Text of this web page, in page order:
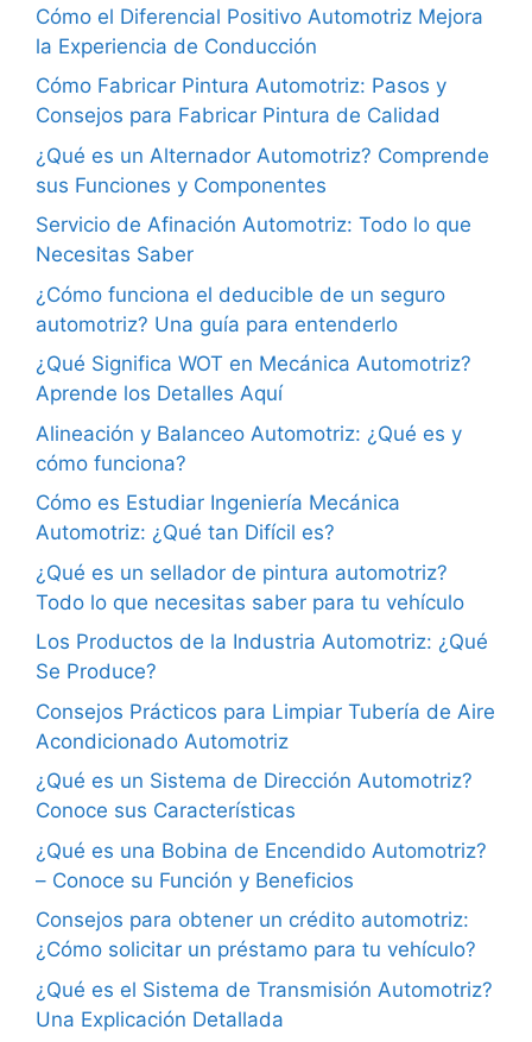
Cómo el Diferencial Positivo Automotriz Mejora
la Experiencia de Conducción
Cómo Fabricar Pintura Automotriz: Pasos y
Consejos para Fabricar Pintura de Calidad
¿Qué es un Alternador Automotriz? Comprende
sus Funciones y Componentes
Servicio de Afinación Automotriz: Todo lo que
Necesitas Saber
¿Cómo funciona el deducible de un seguro
automotriz? Una guía para entenderlo
¿Qué Significa WOT en Mecánica Automotriz?
Aprende los Detalles Aquí
Alineación y Balanceo Automotriz: ¿Qué es y
cómo funciona?
Cómo es Estudiar Ingeniería Mecánica
Automotriz: ¿Qué tan Difícil es?
¿Qué es un sellador de pintura automotriz?
Todo lo que necesitas saber para tu vehículo
Los Productos de la Industria Automotriz: ¿Qué
Se Produce?
Consejos Prácticos para Limpiar Tubería de Aire
Acondicionado Automotriz
¿Qué es un Sistema de Dirección Automotriz?
Conoce sus Características
¿Qué es una Bobina de Encendido Automotriz?
– Conoce su Función y Beneficios
Consejos para obtener un crédito automotriz:
¿Cómo solicitar un préstamo para tu vehículo?
¿Qué es el Sistema de Transmisión Automotriz?
Una Explicación Detallada